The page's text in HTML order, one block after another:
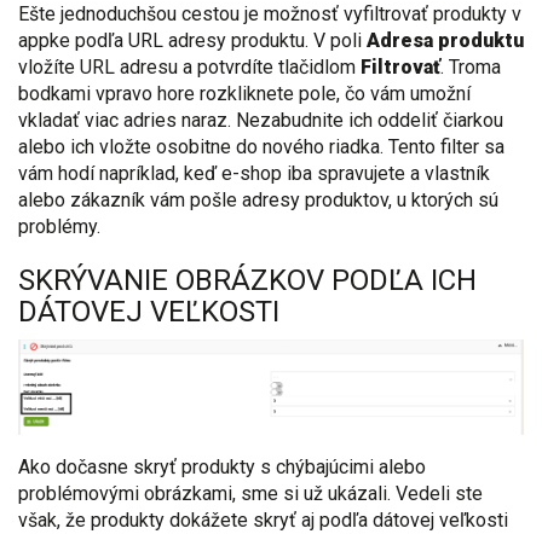
Ešte jednoduchšou cestou je možnosť vyfiltrovať produkty v
appke podľa URL adresy produktu. V poli Adresa produktu
vložíte URL adresu a potvrdíte tlačidlom Filtrovať. Troma
bodkami vpravo hore rozkliknete pole, čo vám umožní
vkladať viac adries naraz. Nezabudnite ich oddeliť čiarkou
alebo ich vložte osobitne do nového riadka. Tento filter sa
vám hodí napríklad, keď e-shop iba spravujete a vlastník
alebo zákazník vám pošle adresy produktov, u ktorých sú
problémy.
SKRÝVANIE OBRÁZKOV PODĽA ICH
DÁTOVEJ VEĽKOSTI
Ako dočasne skryť produkty s chýbajúcimi alebo
problémovými obrázkami, sme si už ukázali. Vedeli ste
však, že produkty dokážete skryť aj podľa dátovej veľkosti